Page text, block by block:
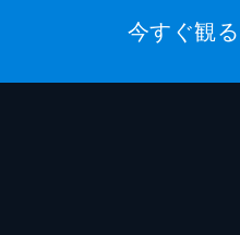
今すぐ観る